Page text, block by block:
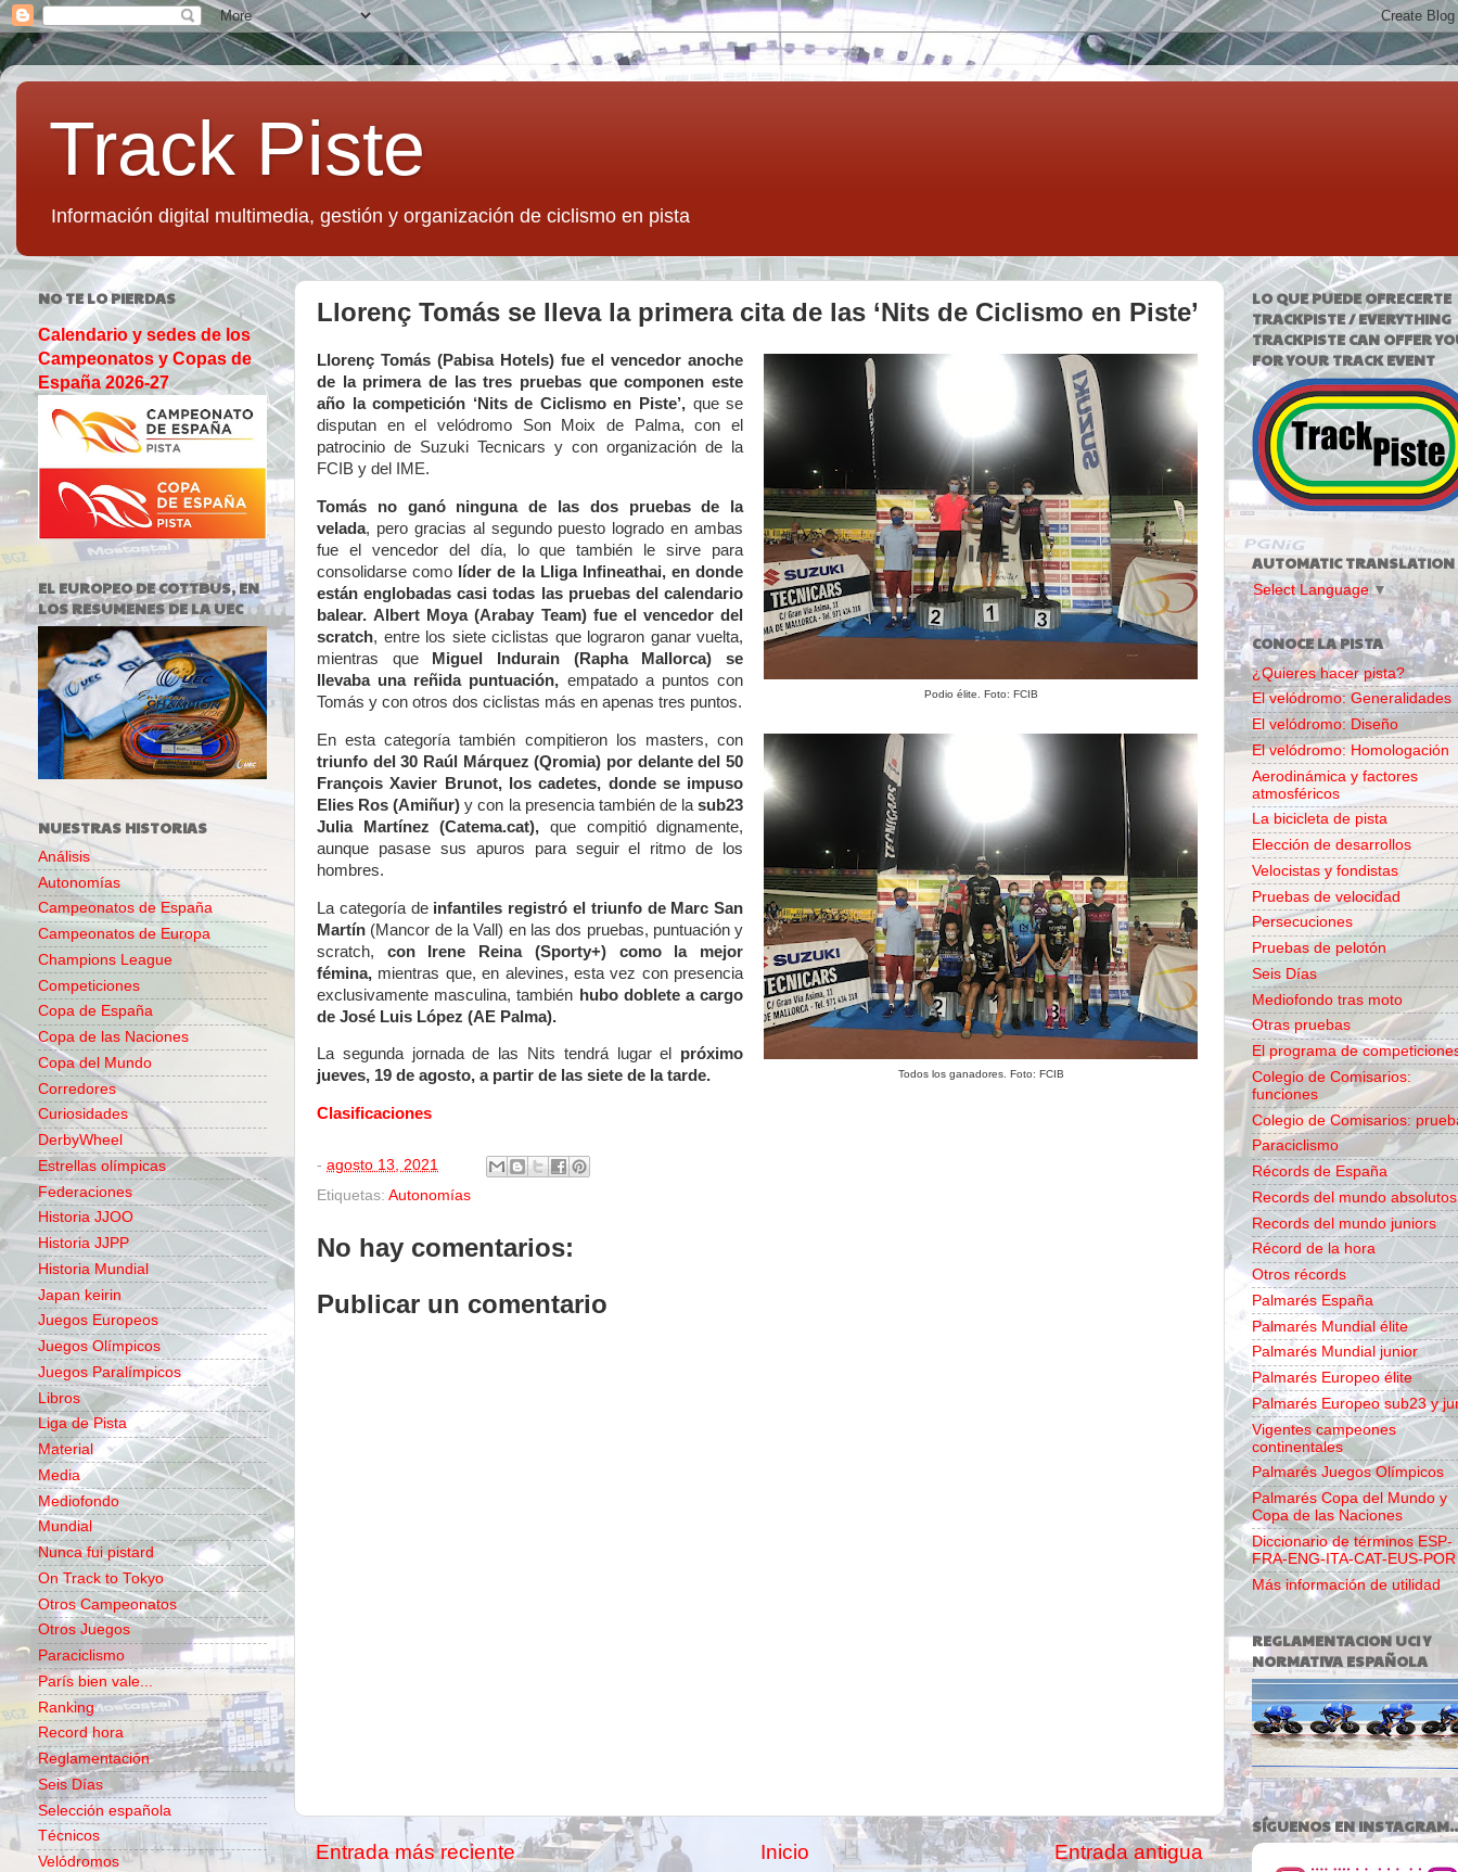
Track Piste
Información digital multimedia, gestión y organización de ciclismo en pista
Llorenç Tomás se lleva la primera cita de las ‘Nits de Ciclismo en Piste’
Podio élite. Foto: FCIB
Llorenç Tomás (Pabisa Hotels) fue el vencedor anoche
de la primerade las tres pruebas que componen este
año la competición ‘Nits de Ciclismo en Piste’, que se
disputan en el velódromo Son Moix de Palma, con el
patrocinio de Suzuki Tecnicars y con organización de la
FCIB y del IME.
Tomás no ganó ninguna de las dos pruebas de la
velada, pero gracias al segundo puesto logrado en ambas
fue el vencedor del día, lo que también le sirve para
consolidarse como
líder de la Lliga Infineathai, en donde
están englobadas casi todas las pruebas del calendario
balear. Albert Moya (Arabay Team) fue el vencedor del
scratch, entre los siete ciclistas que lograron ganar vuelta,
mientras que
Miguel Indurain (Rapha Mallorca) se
llevaba una reñida puntuación, empatado a puntos con
Tomás y con otros dos ciclistas más en apenas tres puntos.
Todos los ganadores. Foto: FCIB
En esta categoría también compitieron los masters, con
triunfo del 30 Raúl Márquez (Qromia) por delante del 50
François Xavier Brunot,
los cadetes, donde se impuso
Elies Ros (Amiñur) y con la presencia también de lasub23
Julia Martínez (Catema.cat), que compitió dignamente,
aunque pasase sus apuros para seguir el ritmo de los
hombres.
La categoría de infantiles registró el triunfo de Marc San
Martín (Mancor de la Vall) en las dos pruebas, puntuación y
scratch, con Irene Reina (Sporty+) como la mejor
fémina, mientras que, en alevines, esta vez con presencia
exclusivamente masculina, también hubo doblete a cargo
de José Luis López (AE Palma).
La segunda jornada de las Nits tendrá lugar el próximo
jueves, 19 de agosto, a partir de las siete de la tarde.
Clasificaciones
- agosto 13, 2021
Etiquetas: Autonomías
No hay comentarios:
Publicar un comentario
Entrada más reciente Entrada antigua
Inicio
NO TE LO PIERDAS
Calendario y sedes de los
Campeonatos y Copas de
España 2026-27
EL EUROPEO DE COTTBUS, EN
LOS RESUMENES DE LA UEC
NUESTRAS HISTORIAS
Análisis
Autonomías
Campeonatos de España
Campeonatos de Europa
Champions League
Competiciones
Copa de España
Copa de las Naciones
Copa del Mundo
Corredores
Curiosidades
DerbyWheel
Estrellas olímpicas
Federaciones
Historia JJOO
Historia JJPP
Historia Mundial
Japan keirin
Juegos Europeos
Juegos Olímpicos
Juegos Paralímpicos
Libros
Liga de Pista
Material
Media
Mediofondo
Mundial
Nunca fui pistard
On Track to Tokyo
Otros Campeonatos
Otros Juegos
Paraciclismo
París bien vale...
Ranking
Record hora
Reglamentación
Seis Días
Selección española
Técnicos
Velódromos
LO QUE PUEDE OFRECERTE
TRACKPISTE / EVERYTHING
TRACKPISTE CAN OFFER
FOR YOUR TRACK EVENT
AUTOMATIC TRANSLATION
Select Language ▼
CONOCE LA PISTA
¿Quieres hacer pista?
El velódromo: Generalidades
El velódromo: Diseño
El velódromo: Homologación
Aerodinámica y factores
atmosféricos
La bicicleta de pista
Elección de desarrollos
Velocistas y fondistas
Pruebas de velocidad
Persecuciones
Pruebas de pelotón
Seis Días
Mediofondo tras moto
Otras pruebas
El programa de
Colegio de Comisarios:
funciones
Colegio de Comisarios:
Paraciclismo
Récords de España
Records del mundo absolutos
Records del mundo juniors
Récord de la hora
Otros récords
Palmarés España
Palmarés Mundial élite
Palmarés Mundial junior
Palmarés Europeo élite
Palmarés Europeo sub23 y
Vigentes campeones
continentales
Palmarés Juegos Olímpicos
Palmarés Copa del Mundo y
Copa de las Naciones
Diccionario de términos ESP-
FRA-ENG-ITA-CAT-EUS-POR
Más información de utilidad
REGLAMENTACION UCI Y
NORMATIVA ESPAÑOLA
SÍGUENOS EN